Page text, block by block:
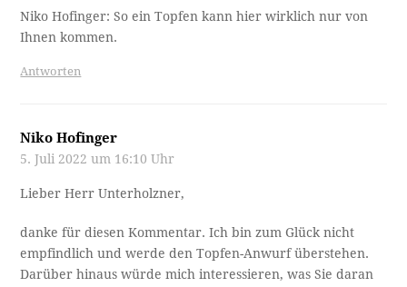
Niko Hofinger: So ein Topfen kann hier wirklich nur von
Ihnen kommen.
Antworten
Niko Hofinger
5. Juli 2022 um 16:10 Uhr
Lieber Herr Unterholzner,
danke für diesen Kommentar. Ich bin zum Glück nicht
empfindlich und werde den Topfen-Anwurf überstehen.
Darüber hinaus würde mich interessieren, was Sie daran